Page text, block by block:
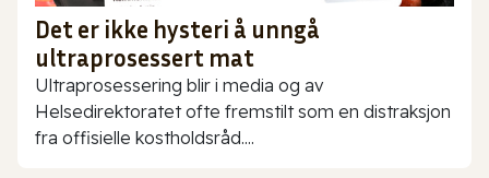
Det er ikke hysteri å unngå
ultraprosessert mat
Ultraprosessering blir i media og av
Helsedirektoratet ofte fremstilt som en distraksjon
fra offisielle kostholdsråd....